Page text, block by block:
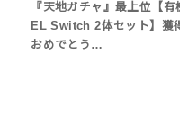
『天地ガチャ』最上位【有
EL Switch 2体セット】獲
おめでとう…